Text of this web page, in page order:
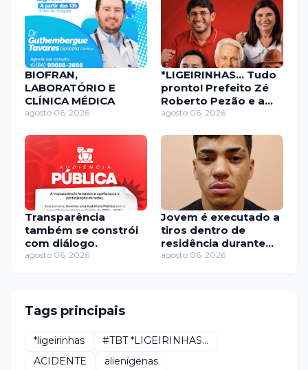
BIOFRAN,
LABORATÓRIO E
CLÍNICA MÉDICA
agosto 06, 2026
*LIGEIRINHAS... Tudo
pronto! Prefeito Zé
Roberto Pezão e a
Vice prefeita Rosa
Fechados com os
Deputados João Maia
e Neilton Diógenes
agosto 06, 2026
Transparência
também se constrói
com diálogo.
agosto 06, 2026
Jovem é executado a
tiros dentro de
residência durante
invasão criminosa em
agosto 06, 2026
Tags principais
*ligeirinhas
#TBT *LIGEIRINHAS...
ACIDENTE
alienígenas